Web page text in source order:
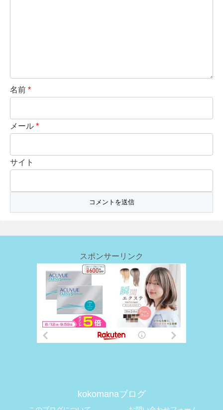
名前 *
メール *
サイト
スポンサーリンク
kokomanaブログ